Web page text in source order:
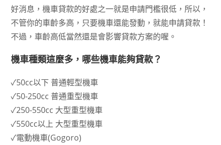
好消息，機車貸款的好處之一就是申請門檻很低，所以，
不管你的車齡多高，只要機車還能發動，就能申請貸款！
不過，車齡高低當然還是會影響貸款方案的喔。
機車種類這麼多，哪些機車能夠貸款？
✓50cc以下 普通輕型機車
✓50-250cc 普通重型機車
✓250-550cc 大型重型機車
✓550cc以上 大型重型機車
✓電動機車(Gogoro)